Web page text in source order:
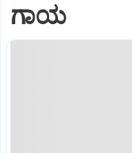
ಗಾಯ